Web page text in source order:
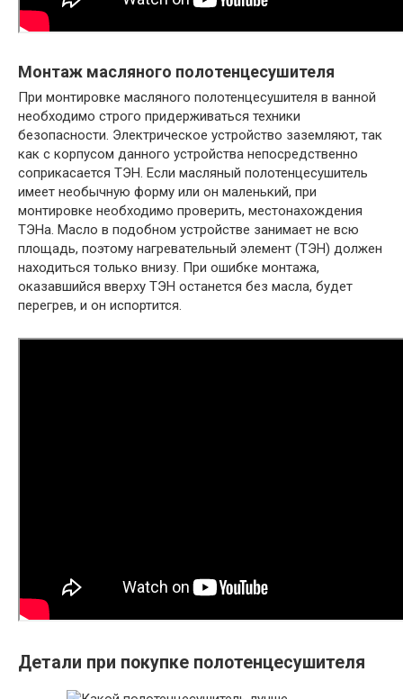
Монтаж масляного полотенцесушителя
При монтировке масляного полотенцесушителя в ванной
необходимо строго придерживаться техники
безопасности. Электрическое устройство заземляют, так
как с корпусом данного устройства непосредственно
соприкасается ТЭН. Если масляный полотенцесушитель
имеет необычную форму или он маленький, при
монтировке необходимо проверить, местонахождения
ТЭНа. Масло в подобном устройстве занимает не всю
площадь, поэтому нагревательный элемент (ТЭН) должен
находиться только внизу. При ошибке монтажа,
оказавшийся вверху ТЭН останется без масла, будет
перегрев, и он испортится.
Детали при покупке полотенцесушителя